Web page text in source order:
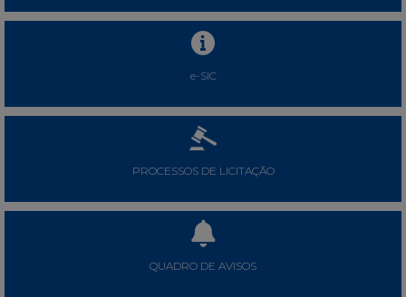
e-SIC
PROCESSOS DE LICITAÇÃO
QUADRO DE AVISOS